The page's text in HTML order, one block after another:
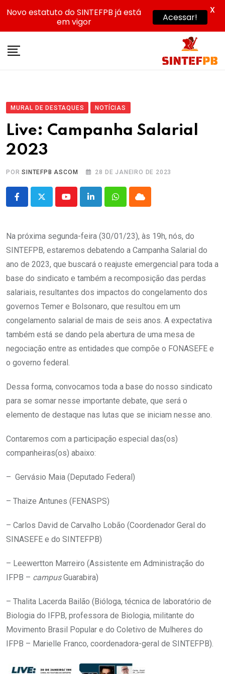
MURAL DE DESTAQUES NOTÍCIAS
Live: Campanha Salarial
2023
PORSINTEFPB ASCOM 28 DE JANEIRO DE 2023
YoutubeLinkedInWhatsappCloud
Na próxima segunda-feira (30/01/23), às 19h, nós, do
SINTEFPB, estaremos debatendo a Campanha Salarial do
ano de 2023, que buscará o reajuste emergencial para toda a
base do sindicato e também a recomposição das perdas
salariais, resultantes dos impactos do congelamento dos
governos Temer e Bolsonaro, que resultou em um
congelamento salarial de mais de seis anos. A expectativa
também está se dando pela abertura de uma mesa de
negociação entre as entidades que compõe o FONASEFE e
o governo federal.
Dessa forma, convocamos toda a base do nosso sindicato
para se somar nesse importante debate, que será o
elemento de destaque nas lutas que se iniciam nesse ano.
Contaremos com a participação especial das(os)
companheiras(os) abaixo:
– Gervásio Maia (Deputado Federal)
– Thaize Antunes (FENASPS)
– Carlos David de Carvalho Lobão (Coordenador Geral do
SINASEFE e do SINTEFPB)
– Leewertton Marreiro (Assistente em Administração do
IFPB – campusGuarabira)
– Thalita Lacerda Bailão (Bióloga, técnica de laboratório de
Biologia do IFPB, professora de Biologia, militante do
Movimento Brasil Popular e do Coletivo de Mulheres do
IFPB – Marielle Franco, coordenadora-geral de SINTEFPB).
Novo estatuto do SINTEFPB já está
em vigor
Acessar!
X